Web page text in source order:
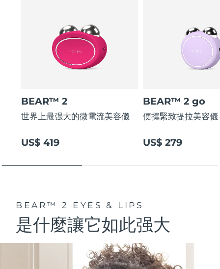
BEAR™ 2
世界上最强大的微電流美容儀
US$ 419
BEAR™ 2 go
便攜緊致提拉美容儀
US$ 279
BEAR™ 2 EYES & LIPS
是什麼讓它如此强大